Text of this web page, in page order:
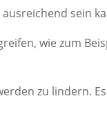
sein
wie zum
zu lindern.